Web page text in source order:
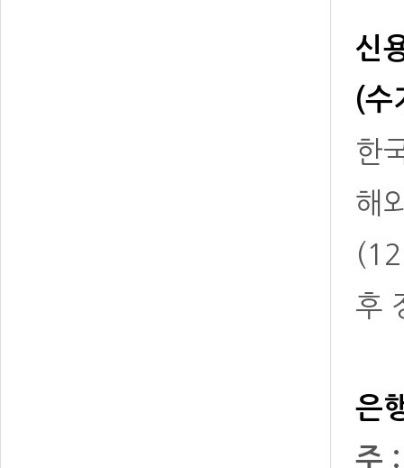
신
(수
한
해
후
은
주